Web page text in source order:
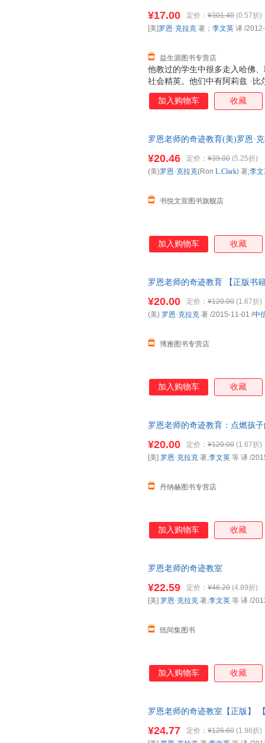
他教过的学生中很多走入哈佛
社会精英。他们中有阿莉兹 ·
被埋没的国际政治人才，威利
他从未想过要成为教师，却在
却奇迹般的催生出孩子们的无
我们呈现了美国基础教育的疲
育的家长无疑是一记警钟。他
¥17.00 定价： ¥301.40 (0.57折)
益生源图书专营店
[美]罗恩·克拉克 著； 李文英 译 /
加入购物车 收藏
罗恩老师的奇迹教育(美)罗恩·
可开发票,放心选购
¥20.46 定价： ¥39.00 (5.25折)
书悦文宣图书旗舰店
(美)罗恩·克拉克(Ron L.Clark) 著;李
加入购物车 收藏
罗恩老师的奇迹教育 【正版书
¥20.00 定价： ¥120.00 (1.67折)
博雅图书专营店
(美) 罗恩·克拉克 著 /2015-11-01 /中
加入购物车 收藏
罗恩老师的奇迹教育：点燃孩
¥20.00 定价： ¥120.00 (1.67折)
丹纳赫图书专营店
[美] 罗恩·克拉克 著,李文英 等 译 /
加入购物车 收藏
罗恩老师的奇迹教室
¥22.59 定价： ¥46.20 (4.89折)
纸间集图书
[美] 罗恩·克拉克 著,李文英 等 译 /
加入购物车 收藏
罗恩老师的奇迹教室【正版】
¥24.77 定价： ¥126.60 (1.96折)